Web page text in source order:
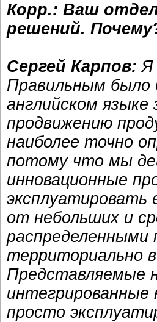
Корр.: Ваш
решений.
Сергей Карпов: Я
Правильным было
английском
продвижению
наиболее точно
потому что мы
инновационные
эксплуатировать
от небольших и
распределенными
территориально
Представляемые
интегрированные
просто